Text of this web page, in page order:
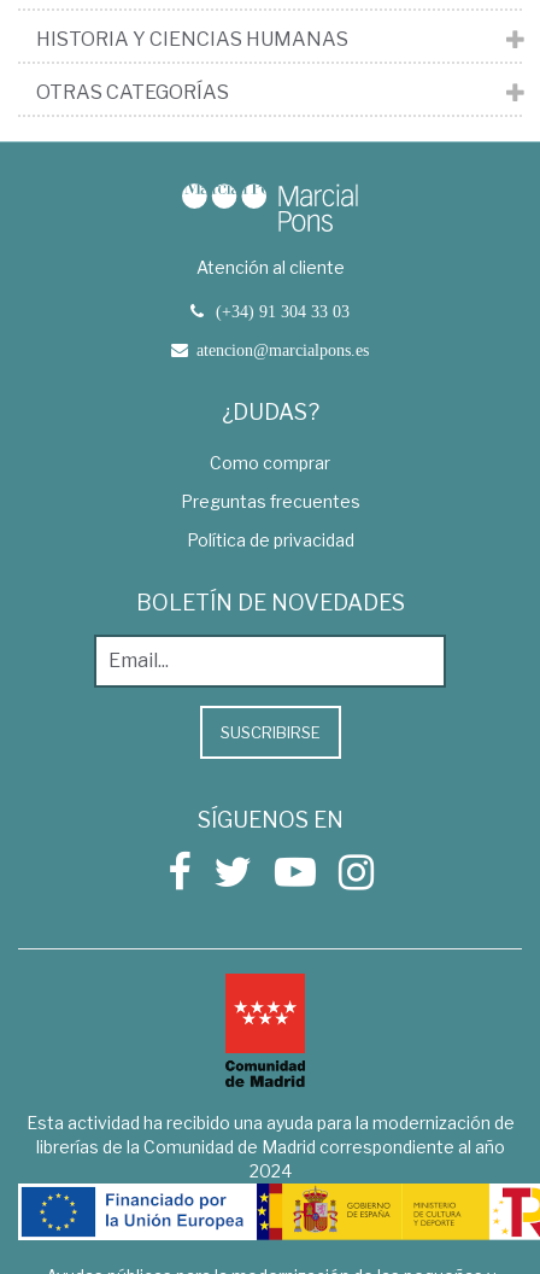
HISTORIA Y CIENCIAS HUMANAS
OTRAS CATEGORÍAS
Atención al cliente
(+34) 91 304 33 03
atencion@marcialpons.es
¿DUDAS?
Como comprar
Preguntas frecuentes
Política de privacidad
BOLETÍN DE NOVEDADES
SUSCRIBIRSE
SÍGUENOS EN
Esta actividad ha recibido una ayuda para la modernización de
librerías de la Comunidad de Madrid correspondiente al año
2024